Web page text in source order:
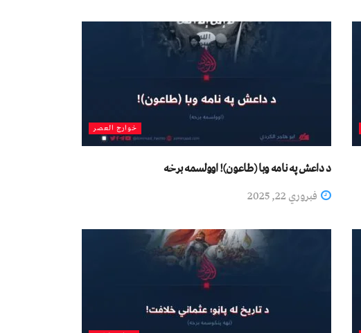
خوارج العصر
د داعش په نامه وبا (طاعون)! اوولسمه برخه
فبروري 22, 2025